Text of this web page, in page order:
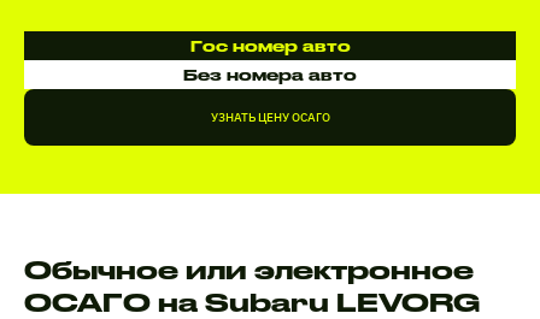
Гос номер авто
Без номера авто
УЗНАТЬ ЦЕНУ ОСАГО
Обычное или электронное
ОСАГО на Subaru LEVORG